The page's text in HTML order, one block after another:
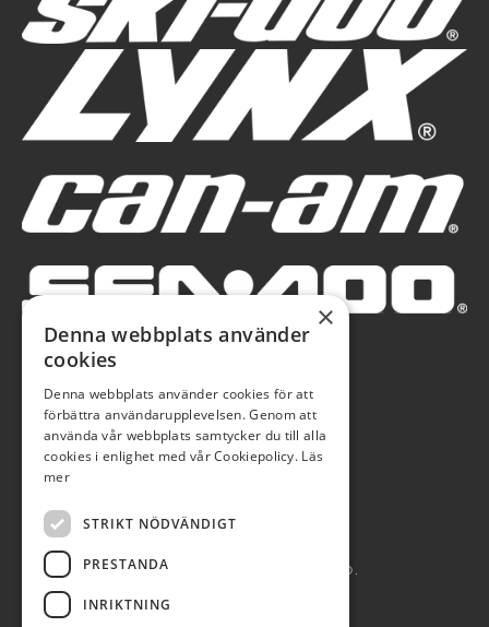
AUTOBLÅ AB 2026. ALL RIGHTS RESERVED.
POWERED BY EMPORI CMS
×
Denna webbplats använder
cookies
Denna webbplats använder cookies för att
förbättra användarupplevelsen. Genom att
använda vår webbplats samtycker du till alla
cookies i enlighet med vår Cookiepolicy. Läs
mer
STRIKT NÖDVÄNDIGT
PRESTANDA
INRIKTNING